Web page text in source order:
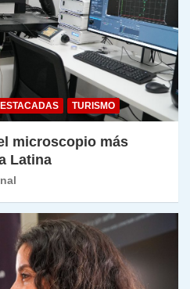
TURISMO
microscopio más
Latina